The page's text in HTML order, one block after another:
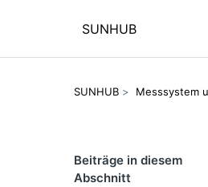
SUNHUB
SUNHUB Messsystem
Beiträge in diesem
Abschnitt